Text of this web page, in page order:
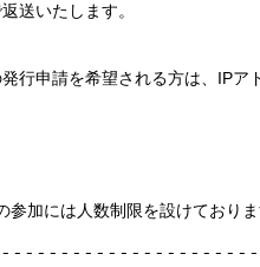
送いたします。
行申請を希望される方は、IP
参加には人数制限を設けており